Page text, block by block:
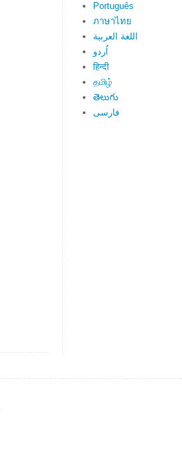
Português
ภาษาไทย
اللغة العربية
اُردو
हिन्दी
தமிழ்
తెలుగు
فارسی